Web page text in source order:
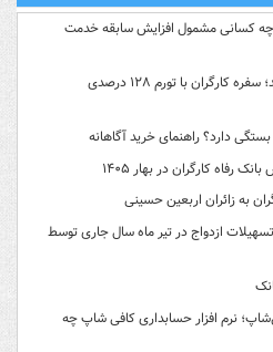
چه کسانی مشمول افزایش سابقه خدمت
فریبِ «کاهش شتاب تورم» را نخورید؛ سفره کارگران با تورم ۱۲۸ درصدی
دارد؟ راهنمای خرید آگاهانه
به زائران اربعین حسینی
میلیارد ریال تسهیلات ازدواج در تیر ماه سال جاری توسط
نرم افزار حسابداری کافی شاپ چه